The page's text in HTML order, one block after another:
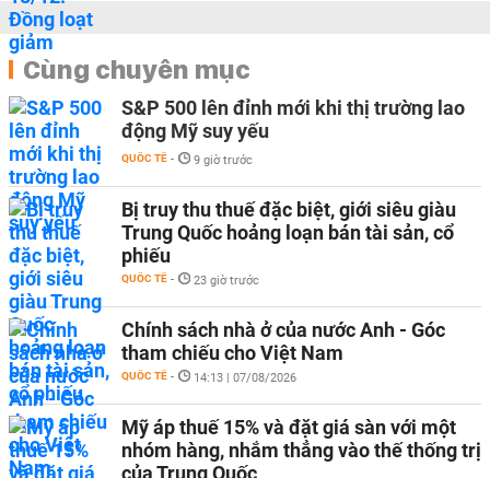
Cùng chuyên mục
S&P 500 lên đỉnh mới khi thị trường lao
động Mỹ suy yếu
QUỐC TẾ - 9 giờ trước
Bị truy thu thuế đặc biệt, giới siêu giàu
Trung Quốc hoảng loạn bán tài sản, cổ
phiếu
QUỐC TẾ - 23 giờ trước
Chính sách nhà ở của nước Anh - Góc
tham chiếu cho Việt Nam
QUỐC TẾ - 14:13 | 07/08/2026
Mỹ áp thuế 15% và đặt giá sàn với một
nhóm hàng, nhắm thẳng vào thế thống trị
của Trung Quốc